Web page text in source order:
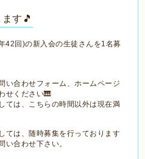
す🎵
42回)の新入会の生徒さんを1名募
い合わせフォーム、ホームページ
せください🎹
ては、こちらの時間以外は現在満
ては、随時募集を行っております
い合わせ下さい。